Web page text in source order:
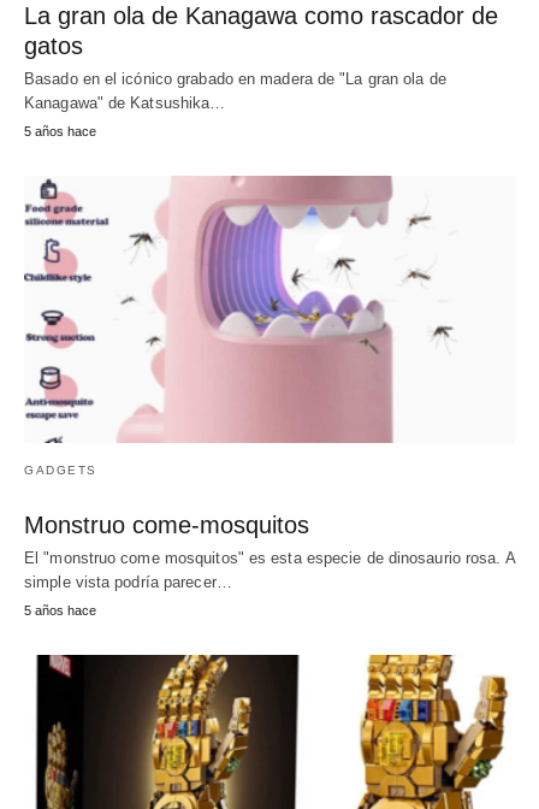
La gran ola de Kanagawa como rascador de
gatos
Basado en el icónico grabado en madera de "La gran ola de
Kanagawa" de Katsushika…
5 años hace
GADGETS
Monstruo come-mosquitos
El "monstruo come mosquitos" es esta especie de dinosaurio rosa. A
simple vista podría parecer…
5 años hace